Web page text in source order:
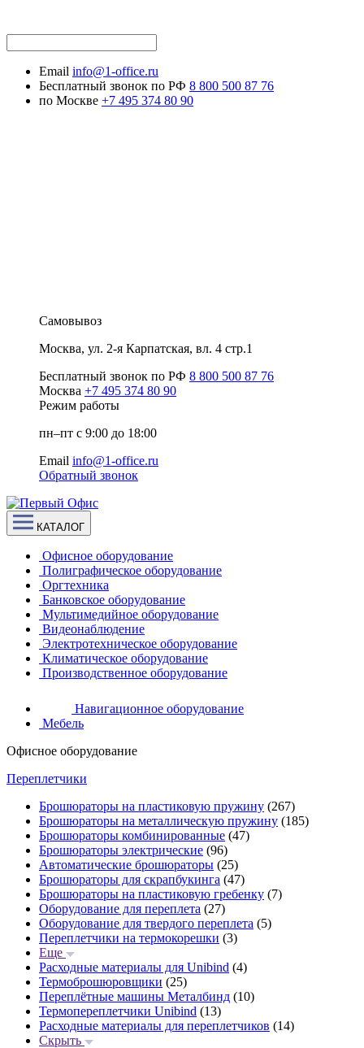
Email info@1-office.ru
Бесплатный звонок по РФ 8 800 500 87 76
по Москве +7 495 374 80 90
Самовывоз
Москва, ул. 2-я Карпатская, вл. 4 стр.1
Бесплатный звонок по РФ 8 800 500 87 76
Москва +7 495 374 80 90
Режим работы
пн–пт с 9:00 до 18:00
Email info@1-office.ru
Обратный звонок
КАТАЛОГ
Офисное оборудование
Полиграфическое оборудование
Оргтехника
Банковское оборудование
Мультимедийное оборудование
Видеонаблюдение
Электротехническое оборудование
Климатическое оборудование
Производственное оборудование
Навигационное оборудование
Мебель
Офисное оборудование
Переплетчики
Брошюраторы на пластиковую пружину (267)
Брошюраторы на металлическую пружину (185)
Брошюраторы комбинированные (47)
Брошюраторы электрические (96)
Автоматические брошюраторы (25)
Брошюраторы для скрапбукинга (47)
Брошюраторы на пластиковую гребенку (7)
Оборудование для переплета (27)
Оборудование для твердого переплета (5)
Переплетчики на термокорешки (3)
Еще
Расходные материалы для Unibind (4)
Термоброшюровщики (25)
Переплётные машины Металбинд (10)
Термопереплетчики Unibind (13)
Расходные материалы для переплетчиков (14)
Скрыть